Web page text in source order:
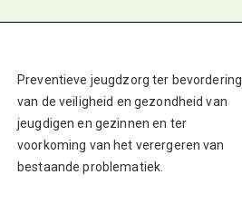
Preventieve jeugdzorg ter bevordering
van de veiligheid en gezondheid van
jeugdigen en gezinnen en ter
voorkoming van het verergeren van
bestaande problematiek.